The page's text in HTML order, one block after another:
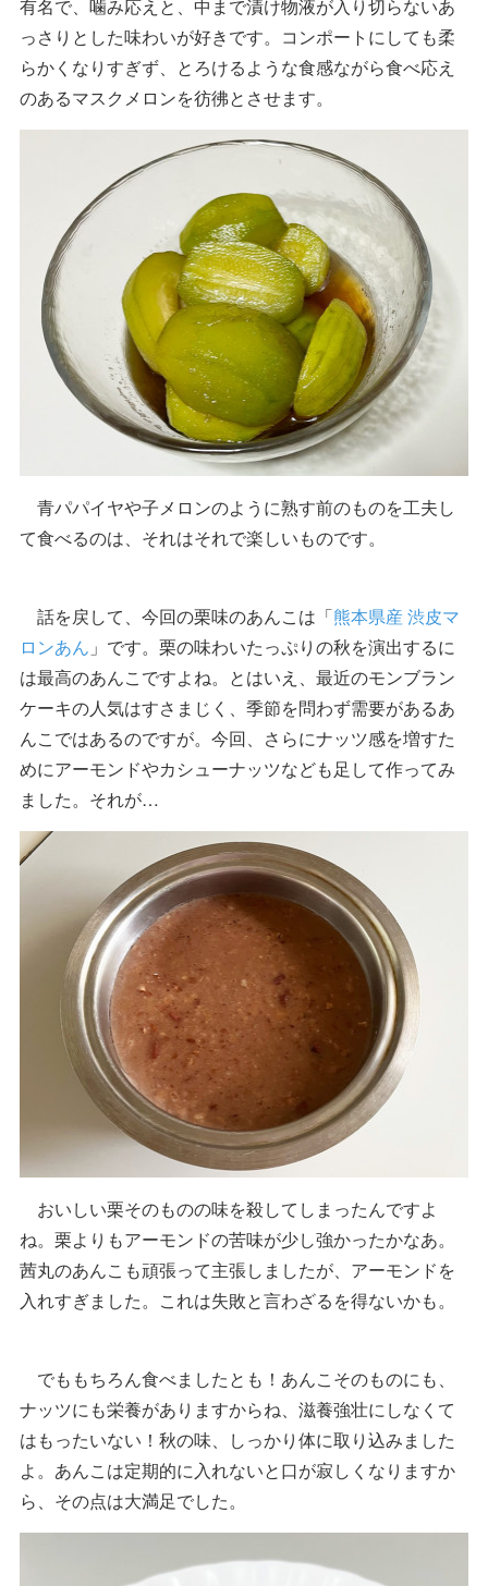
有名で、噛み応えと、中まで漬け物液が入り切らないあ
っさりとした味わいが好きです。コンポートにしても柔
らかくなりすぎず、とろけるような食感ながら食べ応え
のあるマスクメロンを彷彿とさせます。
青パパイヤや子メロンのように熟す前のものを工夫し
て食べるのは、それはそれで楽しいものです。
話を戻して、今回の栗味のあんこは「熊本県産 渋皮マ
ロンあん 」です。栗の味わいたっぷりの秋を演出するに
は最高のあんこですよね。とはいえ、最近のモンブラン
ケーキの人気はすさまじく、季節を問わず需要があるあ
んこではあるのですが。今回、さらにナッツ感を増すた
めにアーモンドやカシューナッツなども足して作ってみ
ました。それが…
おいしい栗そのものの味を殺してしまったんですよ
ね。栗よりもアーモンドの苦味が少し強かったかなあ。
茜丸のあんこも頑張って主張しましたが、アーモンドを
入れすぎました。これは失敗と言わざるを得ないかも。
でももちろん食べましたとも！あんこそのものにも、
ナッツにも栄養がありますからね、滋養強壮にしなくて
はもったいない！秋の味、しっかり体に取り込みました
よ。あんこは定期的に入れないと口が寂しくなりますか
ら、その点は大満足でした。